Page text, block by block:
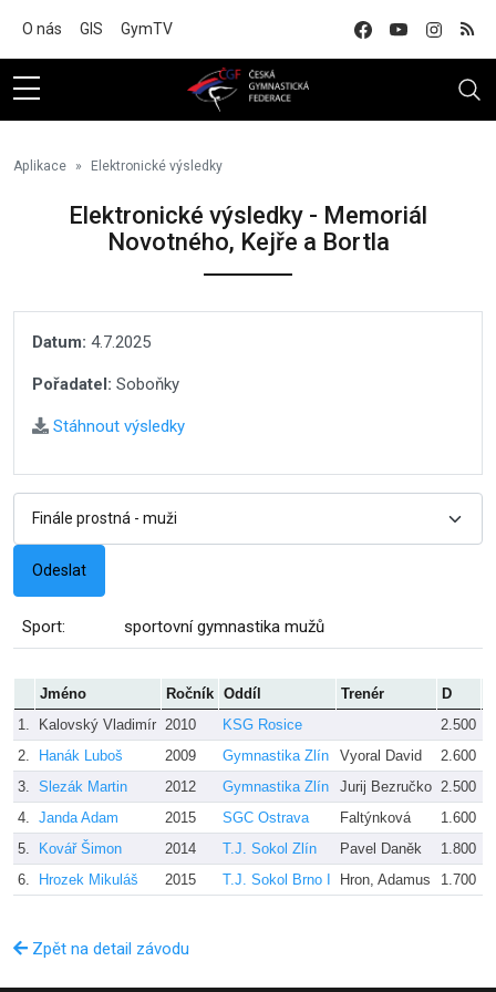
O nás GIS GymTV
Aplikace Elektronické výsledky
Elektronické výsledky - Memoriál
Novotného, Kejře a Bortla
Datum: 4.7.2025
Pořadatel: Soboňky
Stáhnout výsledky
Sport: sportovní gymnastika mužů
Jméno Ročník Oddíl Trenér D
1.
Kalovský Vladimír 2010 KSG Rosice 2.500
2.
Hanák Luboš 2009 Gymnastika Zlín Vyoral David 2.600
3. Slezák Martin 2012 Gymnastika Zlín Jurij Bezručko 2.500
4. Janda Adam 2015 SGC Ostrava Faltýnková 1.600
5.
Kovář Šimon 2014 T.J. Sokol Zlín Pavel Daněk 1.800
6.
Hrozek Mikuláš 2015 T.J. Sokol Brno I Hron, Adamus 1.700
Zpět na detail závodu